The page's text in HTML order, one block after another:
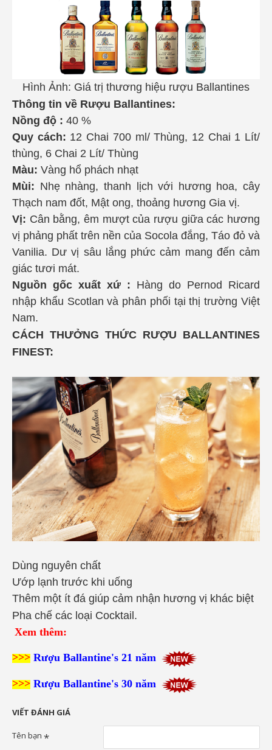
Hình Ảnh: Giá trị thương hiệu rượu Ballantines
Thông tin về Rượu Ballantines:
Nồng độ : 40 %
Quy cách: 12 Chai 700 ml/ Thùng, 12 Chai 1 Lít/
thùng, 6 Chai 2 Lít/ Thùng
Màu: Vàng hổ phách nhạt
Mùi: Nhẹ nhàng, thanh lịch với hương hoa, cây
Thạch nam đốt, Mật ong, thoảng hương Gia vị.
Vị: Cân bằng, êm mượt của rượu giữa các hương
vị phảng phất trên nền của Socola đắng, Táo đỏ và
Vanilia. Dư vị sâu lắng phức cảm mang đến cảm
giác tươi mát.
Nguồn gốc xuất xứ : Hàng do Pernod Ricard
nhập khẩu Scotlan và phân phối tại thị trường Việt
Nam.
CÁCH THƯỞNG THỨC RƯỢU BALLANTINES
FINEST:
Dùng nguyên chất
Ướp lạnh trước khi uống
Thêm một ít đá giúp cảm nhận hương vị khác biệt
Pha chế các loại Cocktail.
Xem thêm:
>>> Rượu Ballantine's 21 năm
>>> Rượu Ballantine's 30 năm
VIẾT ĐÁNH GIÁ
Tên bạn